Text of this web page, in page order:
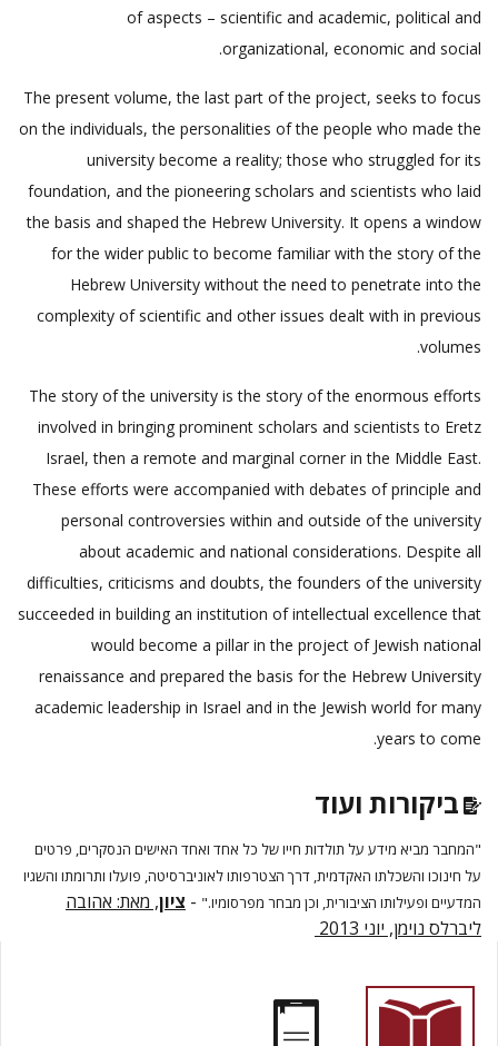
of aspects – scientific and academic, political and
organizational, economic and social.
The present volume, the last part of the project, seeks to focus
on the individuals, the personalities of the people who made the
university become a reality; those who struggled for its
foundation, and the pioneering scholars and scientists who laid
the basis and shaped the Hebrew University. It opens a window
for the wider public to become familiar with the story of the
Hebrew University without the need to penetrate into the
complexity of scientific and other issues dealt with in previous
volumes.
The story of the university is the story of the enormous efforts
involved in bringing prominent scholars and scientists to Eretz
Israel, then a remote and marginal corner in the Middle East.
These efforts were accompanied with debates of principle and
personal controversies within and outside of the university
about academic and national considerations. Despite all
difficulties, criticisms and doubts, the founders of the university
succeeded in building an institution of intellectual excellence that
would become a pillar in the project of Jewish national
renaissance and prepared the basis for the Hebrew University
academic leadership in Israel and in the Jewish world for many
years to come.
ביקורות ועוד
"המחבר מביא מידע על תולדות חייו של כל אחד ואחד האישים הנסקרים, פרטים
על חינוכו והשכלתו האקדמית, דרך הצטרפותו לאוניברסיטה, פועלו ותרומתו והשגיו
המדעיים ופעילותו הציבורית, וכן מבחר מפרסומיו." - ציון, מאת: אהובה
ליברלס נוימן, יוני 2013